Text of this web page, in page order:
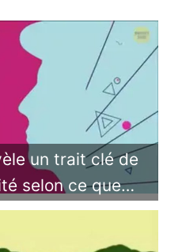
un trait clé de
selon ce que…